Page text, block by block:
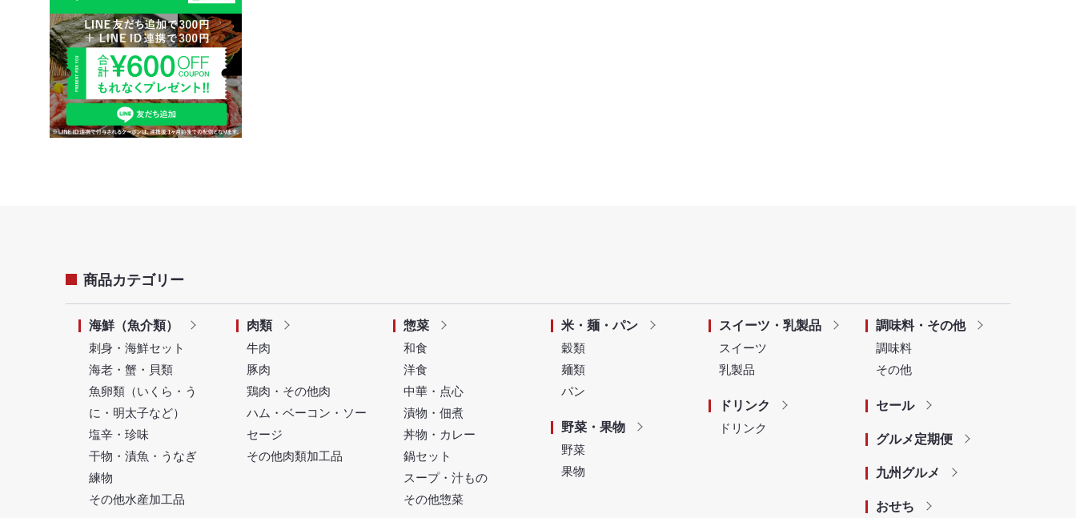
商品カテゴリー
海鮮（魚介類）
刺身・海鮮セット
海老・蟹・貝類
魚卵類（いくら・う
に・明太子など）
塩辛・珍味
干物・漬魚・うなぎ
練物
その他水産加工品
肉類
牛肉
豚肉
鶏肉・その他肉
ハム・ベーコン・ソー
セージ
その他肉類加工品
惣菜
和食
洋食
中華・点心
漬物・佃煮
丼物・カレー
鍋セット
スープ・汁もの
その他惣菜
米・麺・パン
穀類
麺類
パン
野菜・果物
野菜
果物
スイーツ・乳製品
スイーツ
乳製品
ドリンク
ドリンク
調味料・その他
調味料
その他
セール
グルメ定期便
九州グルメ
おせち